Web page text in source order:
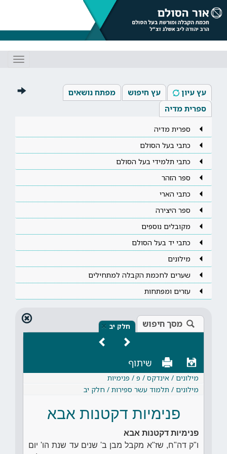
עץ עיון עץ חיפוש
מפתח נושאים
ספרית מדיה
ספרית מדיה
כתבי בעל הסולם
כתבי תלמידי בעל הסולם
ספר הזהר
כתבי הארי
ספר היצירה
מקובלים נוספים
כתבי יד בעל הסולם
מילונים
שערים לחכמת הקבלה למתחילים
עזרים ומפתחות
מסך חיפוש חלק יב ×
שיתוף
מילונים / אינדקס / פ / פנימיות
מילונים / תלמוד עשר ספירות / חלק יב
פנימיות דקטנות אבא
פנימיות דקטנות אבא
ו"ק דה"ח, שז"א מקבל מבן ב' שנים עד שנת הו' יום